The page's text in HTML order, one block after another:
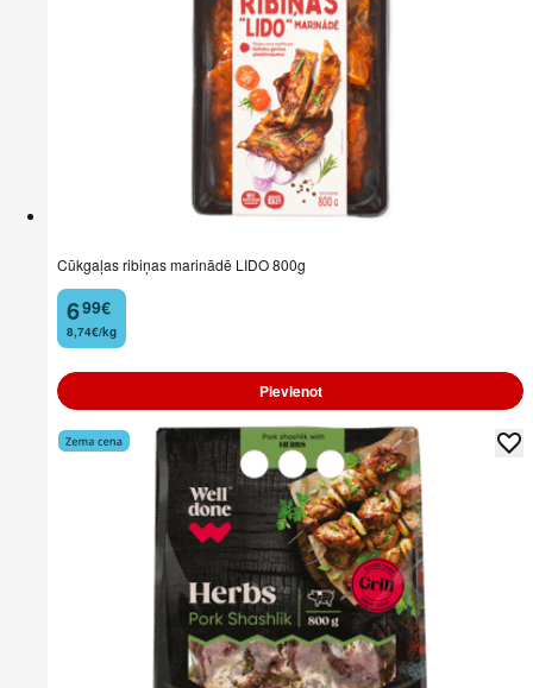
Cūkgaļas ribiņas marinādē LIDO 800g
6
. 99€
8,74€/kg
Pievienot